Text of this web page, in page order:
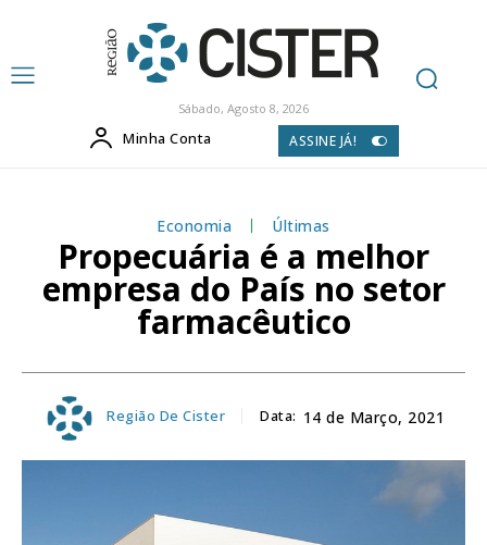
Sábado, Agosto 8, 2026
Minha Conta ASSINE JÁ!
Economia Últimas
Propecuária é a melhor
empresa do País no setor
farmacêutico
Região De Cister Data: 14 de Março, 2021